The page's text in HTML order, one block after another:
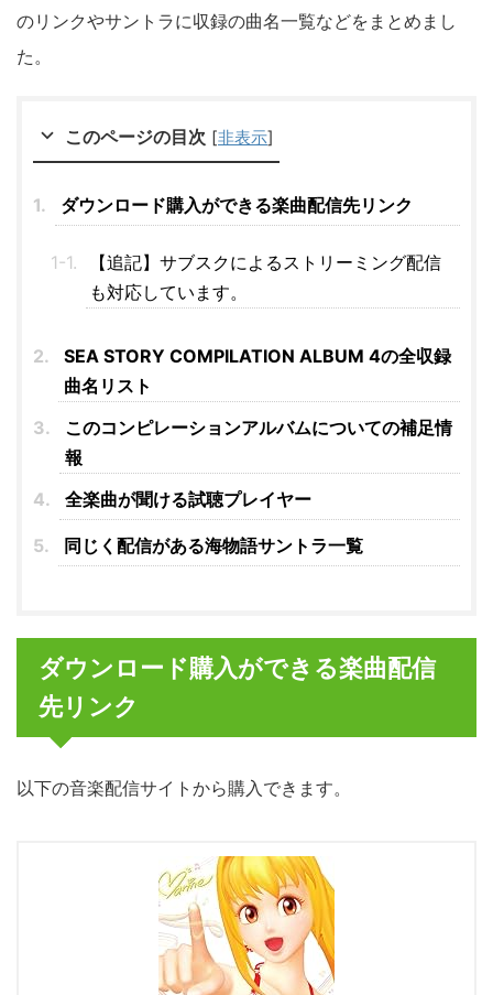
のリンクやサントラに収録の曲名一覧などをまとめまし
た。
このページの目次 [非表示]
ダウンロード購入ができる楽曲配信先リンク
【追記】サブスクによるストリーミング配信
も対応しています。
SEA STORY COMPILATION ALBUM 4の全収録
曲名リスト
このコンピレーションアルバムについての補足情
報
全楽曲が聞ける試聴プレイヤー
同じく配信がある海物語サントラ一覧
ダウンロード購入ができる楽曲配信
先リンク
以下の音楽配信サイトから購入できます。